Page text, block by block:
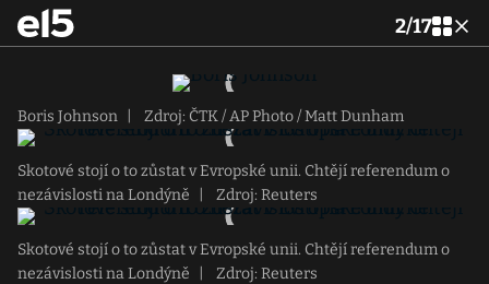
2/17
Boris Johnson Zdroj: ČTK / AP Photo / Matt Dunham
Skotové stojí o to zůstat v Evropské unii. Chtějí referendum o
nezávislosti na Londýně
Zdroj: Reuters
Skotové stojí o to zůstat v Evropské unii. Chtějí referendum o
nezávislosti na Londýně
Zdroj: Reuters